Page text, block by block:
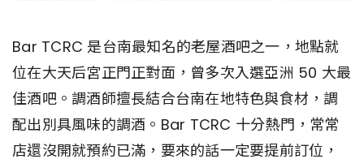
Bar TCRC 是台南最知名的老屋酒吧之一，地點就
位在大天后宮正門正對面，曾多次入選亞洲 50 大最
佳酒吧。調酒師擅長結合台南在地特色與食材，調
配出別具風味的調酒。Bar TCRC 十分熱門，常常
店還沒開就預約已滿，要來的話一定要提前訂位，